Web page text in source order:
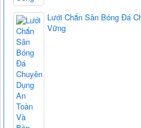
Lưới Chắn Sân Bóng Đá
Vững